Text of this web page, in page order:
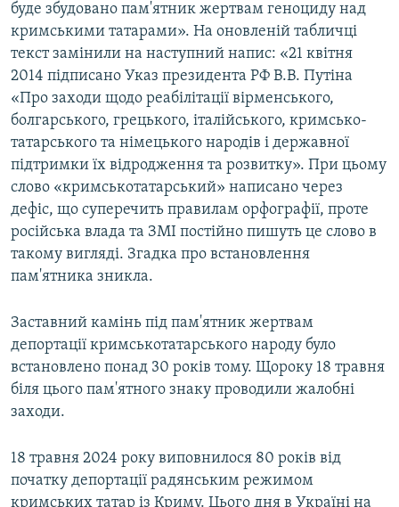
буде збудовано пам'ятник жертвам геноциду над
кримськими татарами». На оновленій табличці
текст замінили на наступний напис: «21 квітня
2014 підписано Указ президента РФ В.В. Путіна
«Про заходи щодо реабілітації вірменського,
болгарського, грецького, італійського, кримсько-
татарського та німецького народів і державної
підтримки їх відродження та розвитку». При цьому
слово «кримськотатарський» написано через
дефіс, що суперечить правилам орфографії, проте
російська влада та ЗМІ постійно пишуть це слово в
такому вигляді. Згадка про встановлення
пам'ятника зникла.
Заставний камінь під пам'ятник жертвам
депортації кримськотатарського народу було
встановлено понад 30 років тому. Щороку 18 травня
біля цього пам'ятного знаку проводили жалобні
заходи.
18 травня 2024 року виповнилося 80 років від
початку депортації радянським режимом
кримських татар із Криму. Цього дня в Україні на